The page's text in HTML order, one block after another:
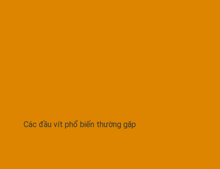
Các đầu vít phổ biến thường gặp